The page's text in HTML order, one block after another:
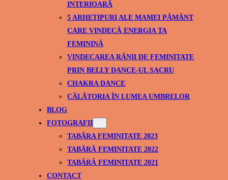
INTERIOARĂ
5 ARHETIPURI ALE MAMEI PĂMÂNT
CARE VINDECĂ ENERGIA TA
FEMININĂ
VINDECAREA RĂNII DE FEMINITATE
PRIN BELLY DANCE-UL SACRU
CHAKRA DANCE
CĂLĂTORIA ÎN LUMEA UMBRELOR
BLOG
FOTOGRAFII
TABĂRA FEMINITATE 2023
TABĂRĂ FEMINITATE 2022
TABĂRĂ FEMINITATE 2021
CONTACT